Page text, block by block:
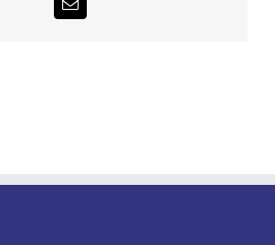
Email